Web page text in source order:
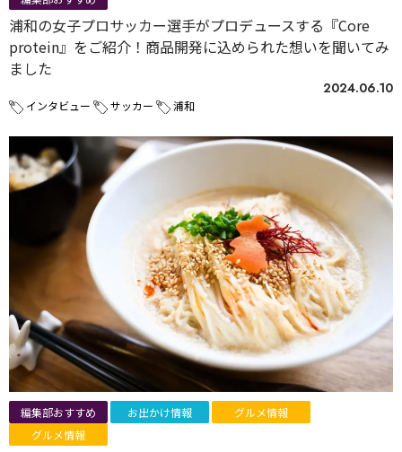
浦和の女子プロサッカー選手がプロデュースする『Core
protein』をご紹介！商品開発に込められた想いを聞いてみ
ました
2024.06.10
インタビュー サッカー 浦和
編集部おすすめ お出かけ情報
グルメ情報
グルメ情報